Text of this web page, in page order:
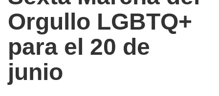
Orgullo LGBTQ+
para el 20 de
junio